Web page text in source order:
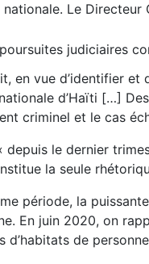
Le
judiciaires
en vue d’identifier
d’Haïti […]
criminel et le cas
le dernier
la seule
période, la
En juin 2020, on
d’habitats de